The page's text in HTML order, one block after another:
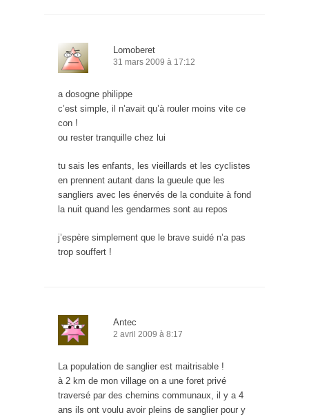
Lomoberet
31 mars 2009 à 17:12
a dosogne philippe
c’est simple, il n’avait qu’à rouler moins vite ce
con !
ou rester tranquille chez lui
tu sais les enfants, les vieillards et les cyclistes
en prennent autant dans la gueule que les
sangliers avec les énervés de la conduite à fond
la nuit quand les gendarmes sont au repos
j’espère simplement que le brave suidé n’a pas
trop souffert !
Antec
2 avril 2009 à 8:17
La population de sanglier est maitrisable !
à 2 km de mon village on a une foret privé
traversé par des chemins communaux, il y a 4
ans ils ont voulu avoir pleins de sanglier pour y